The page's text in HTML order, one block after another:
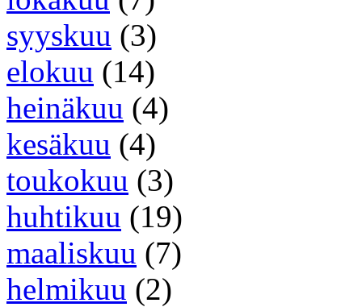
syyskuu (3)
elokuu (14)
heinäkuu (4)
kesäkuu (4)
toukokuu (3)
huhtikuu (19)
maaliskuu (7)
helmikuu (2)